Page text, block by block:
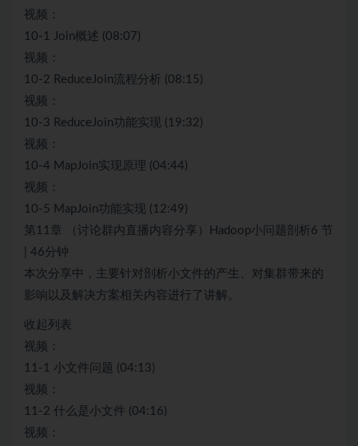
视频：
10-1 Join概述 (08:07)
视频：
10-2 ReduceJoin流程分析 (08:15)
视频：
10-3 ReduceJoin功能实现 (19:32)
视频：
10-4 MapJoin实现原理 (04:44)
视频：
10-5 MapJoin功能实现 (12:49)
第11章 （讨论群内直播内容分享）Hadoop小问题剖析6 节
| 46分钟
本次分享中，主要针对剖析小文件的产生、对集群带来的
影响以及解决方案相关内容进行了讲解。
收起列表
视频：
11-1 小文件问题 (04:13)
视频：
11-2 什么是小文件 (04:16)
视频：